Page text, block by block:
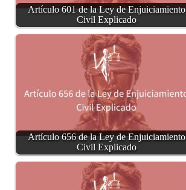
Artículo 601 de la Ley de Enjuiciamiento
Civil Explicado
Artículo 656 de la Ley de Enjuiciamiento
Civil Explicado